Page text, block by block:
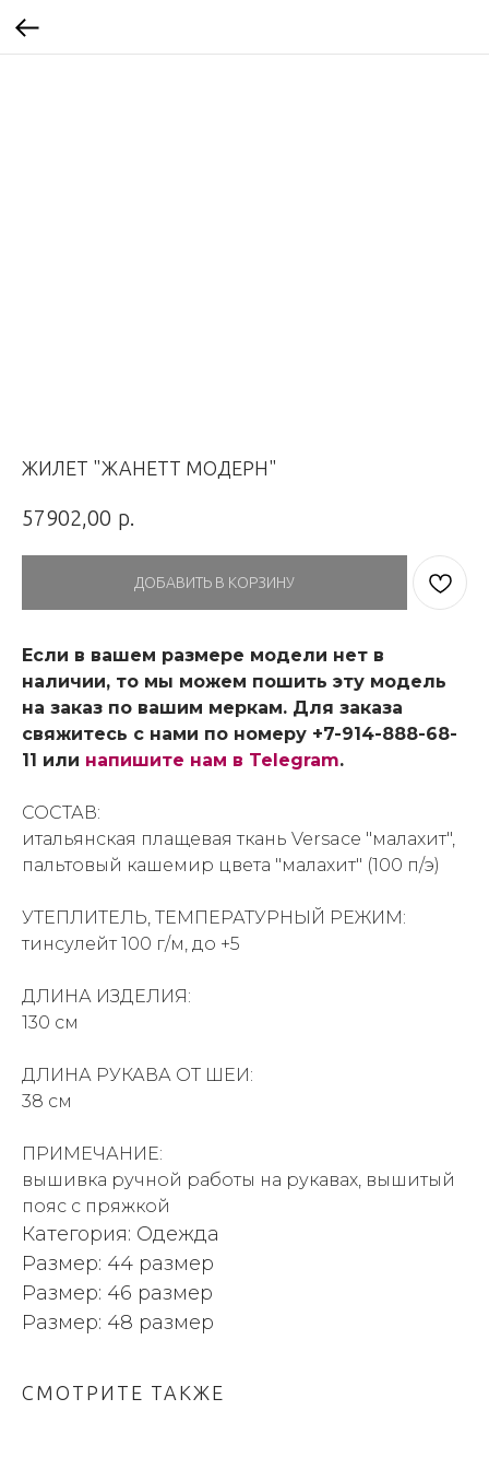
ЖИЛЕТ "ЖАНЕТТ МОДЕРН"
57902,00 р.
ДОБАВИТЬ В КОРЗИНУ
Если в вашем размере модели нет в
наличии, то мы можем пошить эту модель
на заказ по вашим меркам. Для заказа
свяжитесь с нами по номеру +7-914-888-68-
11 или напишите нам в Telegram.
СОСТАВ:
итальянская плащевая ткань Versace "малахит",
пальтовый кашемир цвета "малахит" (100 п/э)
УТЕПЛИТЕЛЬ, ТЕМПЕРАТУРНЫЙ РЕЖИМ:
тинсулейт 100 г/м, до +5
ДЛИНА ИЗДЕЛИЯ:
130 см
ДЛИНА РУКАВА ОТ ШЕИ:
38 см
ПРИМЕЧАНИЕ:
вышивка ручной работы на рукавах, вышитый
пояс с пряжкой
Категория: Одежда
Размер: 44 размер
Размер: 46 размер
Размер: 48 размер
СМОТРИТЕ ТАКЖЕ